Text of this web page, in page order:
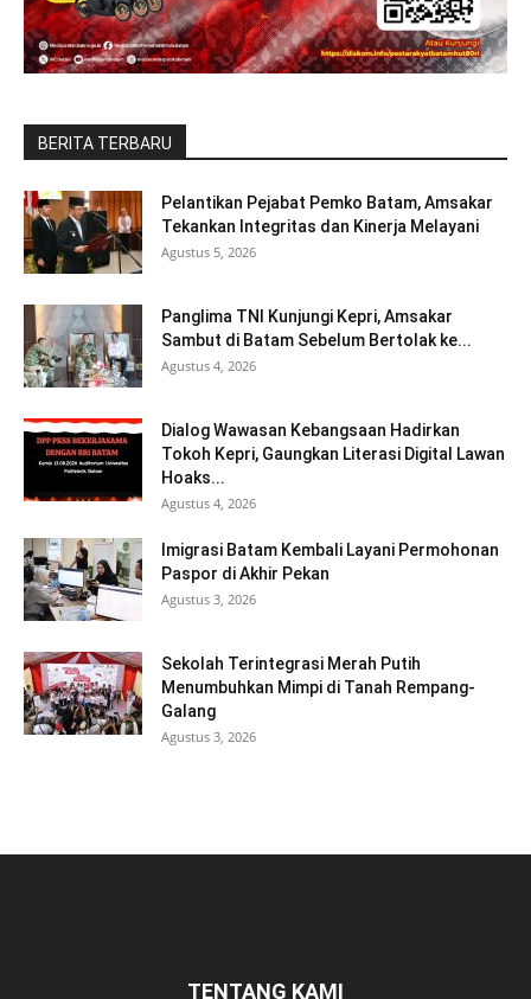
BERITA TERBARU
Pelantikan Pejabat Pemko Batam, Amsakar
Tekankan Integritas dan Kinerja Melayani
Agustus 5, 2026
Panglima TNI Kunjungi Kepri, Amsakar
Sambut di Batam Sebelum Bertolak ke...
Agustus 4, 2026
Dialog Wawasan Kebangsaan Hadirkan
Tokoh Kepri, Gaungkan Literasi Digital Lawan
Hoaks...
Agustus 4, 2026
Imigrasi Batam Kembali Layani Permohonan
Paspor di Akhir Pekan
Agustus 3, 2026
Sekolah Terintegrasi Merah Putih
Menumbuhkan Mimpi di Tanah Rempang-
Galang
Agustus 3, 2026
TENTANG KAMI